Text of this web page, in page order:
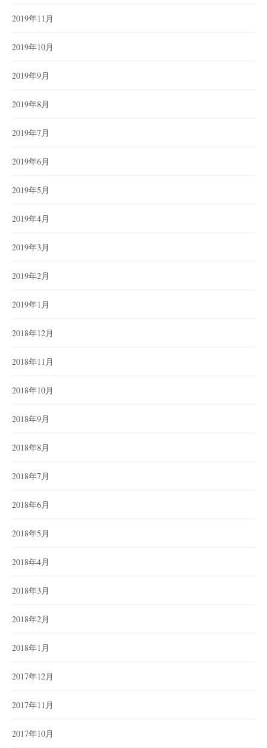
2019年11月
2019年10月
2019年9月
2019年8月
2019年7月
2019年6月
2019年5月
2019年4月
2019年3月
2019年2月
2019年1月
2018年12月
2018年11月
2018年10月
2018年9月
2018年8月
2018年7月
2018年6月
2018年5月
2018年4月
2018年3月
2018年2月
2018年1月
2017年12月
2017年11月
2017年10月